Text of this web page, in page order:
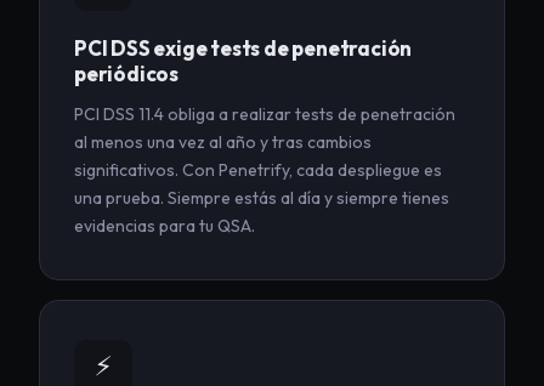
PCI DSS exige tests de penetración
periódicos
PCI DSS 11.4 obliga a realizar tests de penetración
al menos una vez al año y tras cambios
significativos. Con Penetrify, cada despliegue es
una prueba. Siempre estás al día y siempre tienes
evidencias para tu QSA.
⚡